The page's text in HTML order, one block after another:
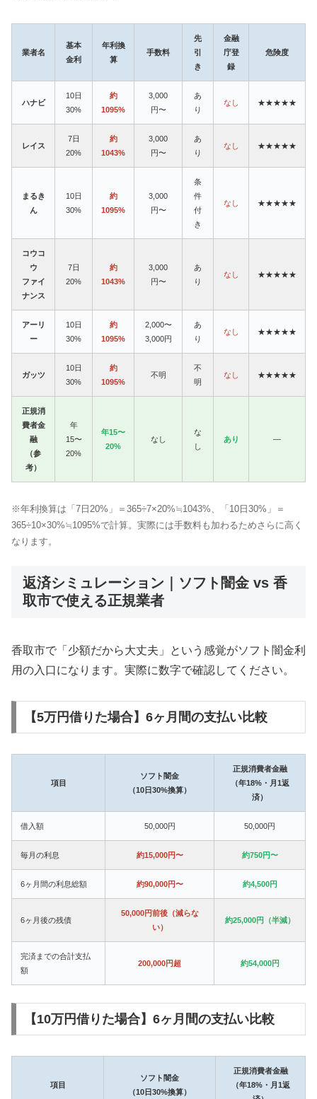
業者名
基本
金利
年利換
算
手数料
先
引
き
金融
庁登
録
危険度
ハナビ
10日
30%
約
1095%
3,000
円〜
あ
り
なし ★★★★★
レイス
7日
20%
約
1043%
3,000
円〜
あ
り
なし ★★★★★
まるき
ん
10日
30%
約
1095%
3,000
円〜
条
件
付
き
なし ★★★★★
コウコ
ウ
ファイ
ナンス
7日
20%
約
1043%
3,000
円〜
あ
り
なし ★★★★★
アーリ
ー
10日
30%
約
1095%
2,000〜
3,000円
あ
り
なし ★★★★★
ガッツ
10日
30%
約
1095%
不明
不
明
なし ★★★★★
正規消
費者金
融
（参
考）
年
15〜
20%
年15〜
20%
なし
な
し
あり —
※年利換算は「7日20%」＝365÷7×20%≒1043%、「10日30%」＝
365÷10×30%≒1095%で計算。実際には手数料も加わるためさらに高く
なります。
返済シミュレーション｜ソフト闇金 vs 香
取市で使える正規業者
香取市で「少額だから大丈夫」という感覚がソフト闇金利
用の入口になります。実際に数字で確認してください。
【5万円借りた場合】6ヶ月間の支払い比較
項目
ソフト闇金
（10日30%換算）
正規消費者金融
（年18%・月1返
済）
借入額 50,000円 50,000円
毎月の利息 約15,000円〜 約750円〜
6ヶ月間の利息総額 約90,000円〜 約4,500円
6ヶ月後の残債
50,000円前後（減らな
い）
約25,000円（半減）
完済までの合計支払
額
200,000円超 約54,000円
【10万円借りた場合】6ヶ月間の支払い比較
項目
ソフト闇金
（10日30%換算）
正規消費者金融
（年18%・月1返